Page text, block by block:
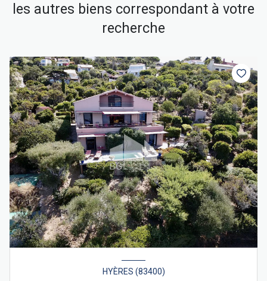
les autres biens correspondant à votre
recherche
HYÈRES (83400)